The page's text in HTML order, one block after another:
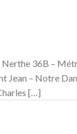
Nerthe 36B –
Jean – Notre
[…]